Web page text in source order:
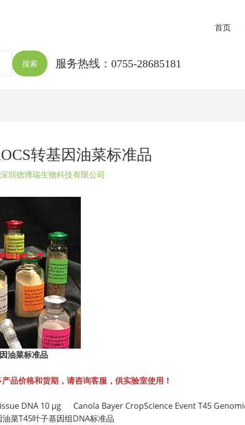
首页
搜索 服务热线：0755-28685181
转基因油菜标准品
深圳德博瑞生物科技有限公司
油菜标准品
品价格和货期，请咨询客服，供实验室使用！
DNA 10 µg Canola Bayer CropScience Event T45
菜T45叶子基因组DNA标准品